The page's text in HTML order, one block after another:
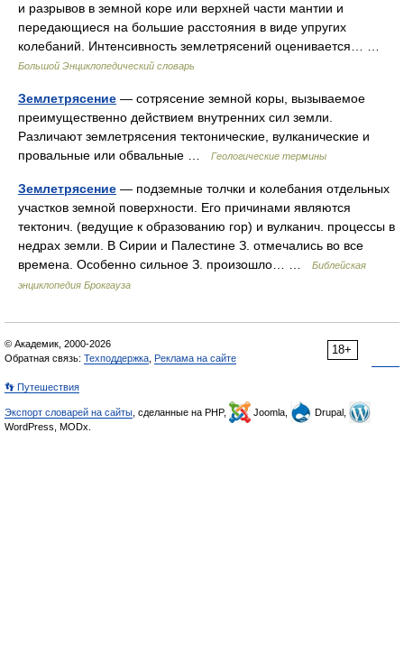
и разрывов в земной коре или верхней части мантии и
передающиеся на большие расстояния в виде упругих
колебаний. Интенсивность землетрясений оценивается… …
Большой Энциклопедический словарь
Землетрясение — сотрясение земной коры, вызываемое
преимущественно действием внутренних сил земли.
Различают землетрясения тектонические, вулканические и
провальные или обвальные …
Геологические термины
Землетрясение — подземные толчки и колебания отдельных
участков земной поверхности. Его причинами являются
тектонич. (ведущие к образованию гор) и вулканич. процессы в
недрах земли. В Сирии и Палестине З. отмечались во все
времена. Особенно сильное З. произошло… …
Библейская
энциклопедия Брокгауза
18+
© Академик, 2000-2026
Обратная связь: Техподдержка Реклама на сайте
👣 Путешествия
Экспорт словарей на сайты , сделанные на PHP, Joomla,
Drupal,
WordPress, MODx.